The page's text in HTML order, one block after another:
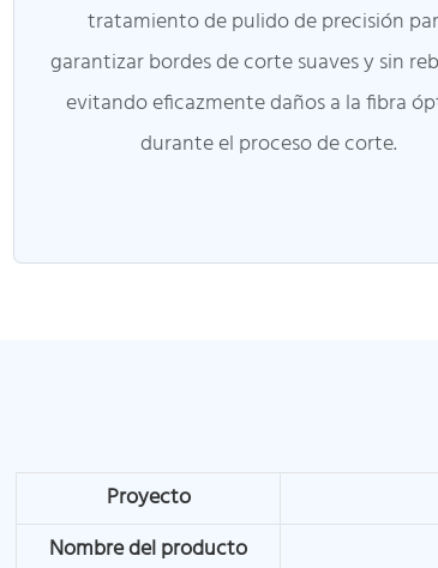
tratamiento de pulido de precisión
garantizar bordes de corte suaves y sin
evitando eficazmente daños a la fibra
durante el proceso de corte.
Proyecto
Nombre del producto